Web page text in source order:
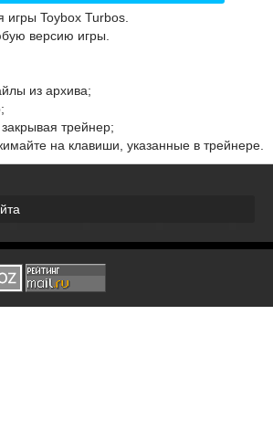
Toybox Turbos.
версию игры.
из архива;
трейнер;
на клавиши, указанные в трейнере.